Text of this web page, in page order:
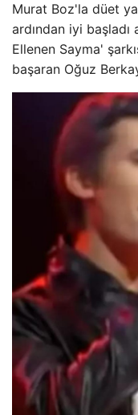
Murat Boz'la düet
ardından iyi başladı
Ellenen Sayma'
başaran Oğuz